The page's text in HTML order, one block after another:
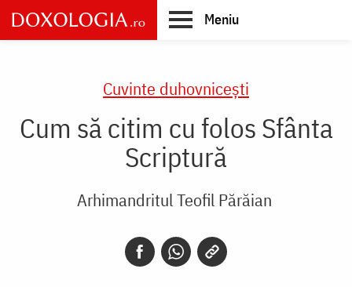
Skip
to
main
Meniu
Cuvinte duhovnicești
Cum să citim cu folos Sfânta
Scriptură
Arhimandritul Teofil Părăian